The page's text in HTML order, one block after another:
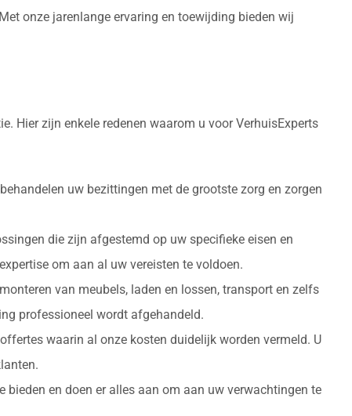
onze jarenlange ervaring en toewijding bieden wij
Hier zijn enkele redenen waarom u voor VerhuisExperts
uw bezittingen met de grootste zorg en zorgen
die zijn afgestemd op uw specifieke eisen en
om aan al uw vereisten te voldoen.
van meubels, laden en lossen, transport en zelfs
professioneel wordt afgehandeld.
waarin al onze kosten duidelijk worden vermeld. U
bieden en doen er alles aan om aan uw verwachtingen te